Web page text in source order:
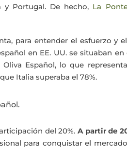
Portugal. De hecho, La
para entender el esfuerzo y
en EE. UU. se situaban
Español, lo que
Italia superaba el 78%.
del 20%. A partir de
para conquistar el